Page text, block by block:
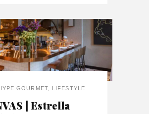
GOURMET, LIFESTYLE
| Estrella